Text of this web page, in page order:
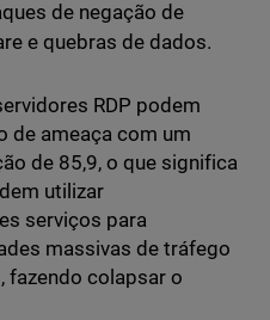
de negação de
e quebras de dados.
RDP podem
de ameaça com um
de 85,9, o que significa
utilizar
serviços para
massivas de tráfego
fazendo colapsar o